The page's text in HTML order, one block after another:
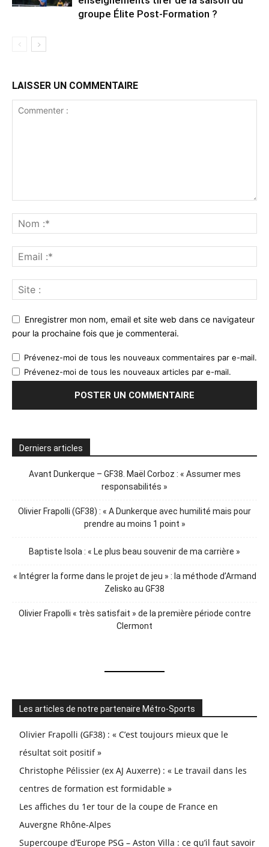
groupe Élite Post-Formation ?
LAISSER UN COMMENTAIRE
Enregistrer mon nom, email et site web dans ce navigateur
pour la prochaine fois que je commenterai.
Prévenez-moi de tous les nouveaux commentaires par e-mail.
Prévenez-moi de tous les nouveaux articles par e-mail.
Derniers articles
Avant Dunkerque – GF38. Maël Corboz : « Assumer mes
responsabilités »
Olivier Frapolli (GF38) : « A Dunkerque avec humilité mais pour
prendre au moins 1 point »
Baptiste Isola : « Le plus beau souvenir de ma carrière »
« Intégrer la forme dans le projet de jeu » : la méthode d’Armand
Zelisko au GF38
Olivier Frapolli « très satisfait » de la première période contre
Clermont
Les articles de notre partenaire Métro-Sports
Olivier Frapolli (GF38) : « C’est toujours mieux que le
résultat soit positif »
Christophe Pélissier (ex AJ Auxerre) : « Le travail dans les
centres de formation est formidable »
Les affiches du 1er tour de la coupe de France en
Auvergne Rhône-Alpes
Supercoupe d’Europe PSG – Aston Villa : ce qu’il faut savoir